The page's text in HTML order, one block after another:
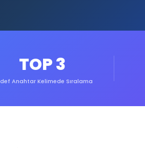
TOP 3
Anahtar Kelimede Sıralama